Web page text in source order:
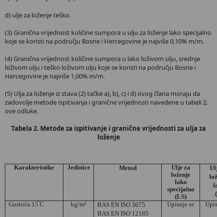
d) ulje za loženje teško.
(3) Granična vrijednost količine sumpora u ulju za loženje lako specijalno
koje se koristi na području Bosne i Hercegovine je najviše 0,10% m/m.
(4) Granična vrijednost količine sumpora u lako loživom ulju, srednje
loživom ulju i teško loživom ulju koje se koristi na području Bosne i
Hercegovine je najviše 1,00% m/m.
(5) Ulja za loženje iz stava (2) tačke a), b), c) i d) ovog člana moraju da
zadovolje metode ispitivanja i granične vrijednosti navedene u tabeli 2.
ove odluke.
Tabela 2. Metode za ispitivanje i granične vrijednosti za ulja za
loženje
Karakteristike Jedinice Metod
Ulje za
loženje
lako
specijalno
(LS)
Gustoća 15ºC kg/m³
BAS EN ISO 3675
BAS EN ISO 12185
Upisuje se